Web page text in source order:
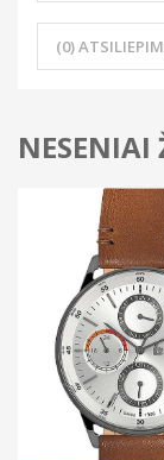
(0)
NESENIAI